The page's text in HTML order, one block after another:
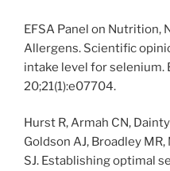
EFSA Panel on Nutrition,
Allergens. Scientific
intake level for selenium.
20;21(1):e07704.
Hurst R, Armah CN,
Goldson AJ, Broadley
SJ. Establishing optimal